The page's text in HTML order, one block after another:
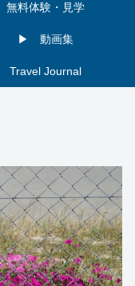
無料体験・見学
▶︎ 動画集
Travel Journal